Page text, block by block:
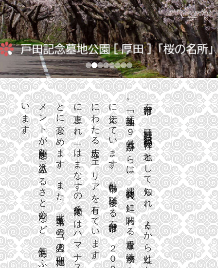
市
は
、
理
「
石
狩
」
発
の
地
と
し
て
ら
れ
、
古
く
か
ら
と
。
「
紅
山
４
９
号
遺
跡
」
か
ら
は
、
縄
代
の
に
関
わ
る
重
な
物
が
土
に
伝
え
て
い
ま
す
。
札
幌
市
に
隣
接
す
る
石
は
、
２
０
０
に
わ
た
る
広
大
な
エ
リ
ア
を
し
て
い
ま
す
。
に
恵
ま
れ
、
「
は
ま
な
す
の
園
で
は
ハ
マ
ナ
ス
と
に
楽
し
め
ま
す
。
ま
た
、
海
道
１
号
の
「
恋
の
聖
地
」
に
認
定
メ
ン
ト
が
印
象
な
浜
益
「
ふ
る
さ
と
公
園
な
ど
、
個
あ
ふ
い
ま
す
。